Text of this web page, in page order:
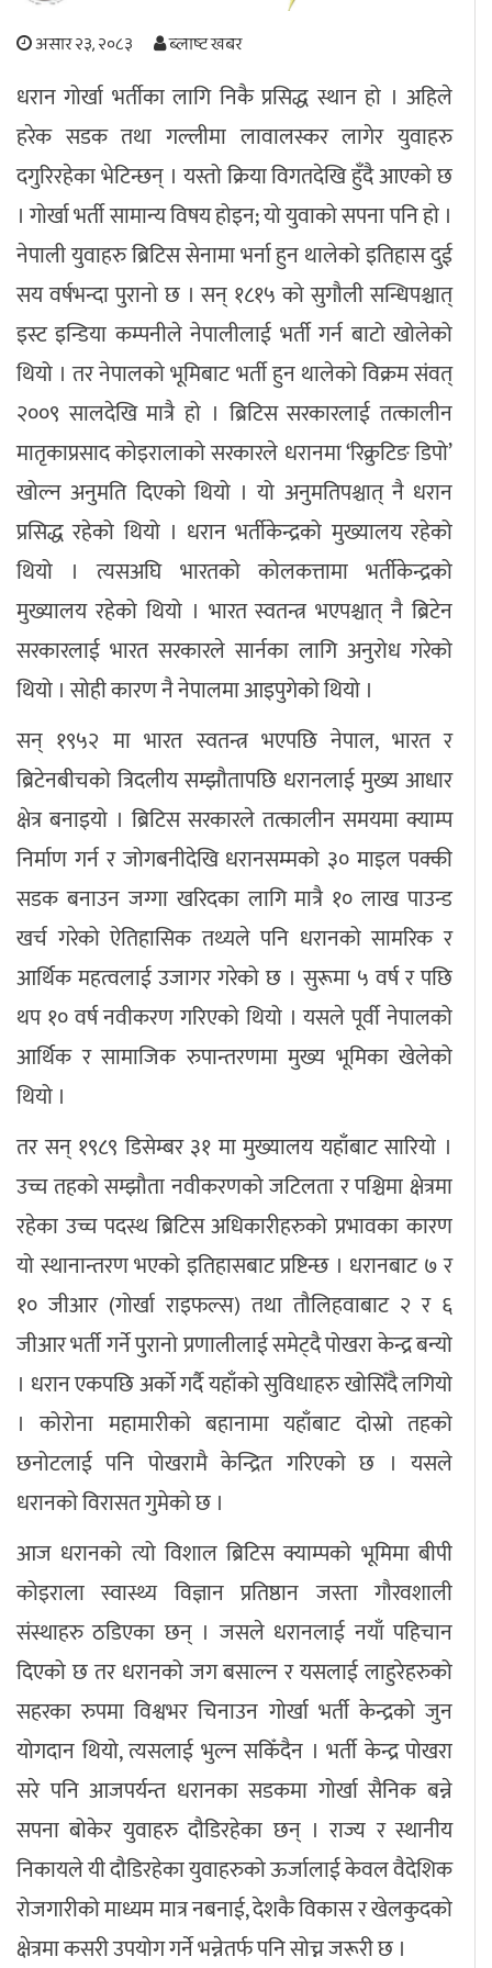
अपराध
छापा समाचार
थप विभाग
छापा संस्करण अर्थ बिचार सम्पादकीय
विशेष
अन्तर्राष्ट्रिय / प्रवास
अन्तरवार्ता संस्कृति साहित्य
ब्लग/रिभ्यु
राशिफल
असार २३, २०८३ ब्लाष्ट खबर
धरान गोर्खा भर्तीका लागि निकै प्रसिद्ध स्थान हो । अहिले
हरेक सडक तथा गल्लीमा लावालस्कर लागेर युवाहरु
दगुरिरहेका भेटिन्छन् । यस्तो क्रिया विगतदेखि हुँदै आएको छ
। गोर्खा भर्ती सामान्य विषय होइन; यो युवाको सपना पनि हो ।
नेपाली युवाहरु ब्रिटिस सेनामा भर्ना हुन थालेको इतिहास दुई
सय वर्षभन्दा पुरानो छ । सन् १८१५ को सुगौली सन्धिपश्चात्
इस्ट इन्डिया कम्पनीले नेपालीलाई भर्ती गर्न बाटो खोलेको
थियो । तर नेपालको भूमिबाट भर्ती हुन थालेको विक्रम संवत्
२००९ सालदेखि मात्रै हो । ब्रिटिस सरकारलाई तत्कालीन
मातृकाप्रसाद कोइरालाको सरकारले धरानमा ‘रिक्रुटिङ डिपो’
खोल्न अनुमति दिएको थियो । यो अनुमतिपश्चात् नै धरान
प्रसिद्ध रहेको थियो । धरान भर्तीकेन्द्रको मुख्यालय रहेको
थियो । त्यसअघि भारतको कोलकत्तामा भर्तीकेन्द्रको
मुख्यालय रहेको थियो । भारत स्वतन्त्र भएपश्चात् नै ब्रिटेन
सरकारलाई भारत सरकारले सार्नका लागि अनुरोध गरेको
थियो । सोही कारण नै नेपालमा आइपुगेको थियो ।
सन् १९५२ मा भारत स्वतन्त्र भएपछि नेपाल, भारत र
ब्रिटेनबीचको त्रिदलीय सम्झौतापछि धरानलाई मुख्य आधार
क्षेत्र बनाइयो । ब्रिटिस सरकारले तत्कालीन समयमा क्याम्प
निर्माण गर्न र जोगबनीदेखि धरानसम्मको ३० माइल पक्की
सडक बनाउन जग्गा खरिदका लागि मात्रै १० लाख पाउन्ड
खर्च गरेको ऐतिहासिक तथ्यले पनि धरानको सामरिक र
आर्थिक महत्वलाई उजागर गरेको छ । सुरूमा ५ वर्ष र पछि
थप १० वर्ष नवीकरण गरिएको थियो । यसले पूर्वी नेपालको
आर्थिक र सामाजिक रुपान्तरणमा मुख्य भूमिका खेलेको
थियो ।
तर सन् १९८९ डिसेम्बर ३१ मा मुख्यालय यहाँबाट सारियो ।
उच्च तहको सम्झौता नवीकरणको जटिलता र पश्चिमा क्षेत्रमा
रहेका उच्च पदस्थ ब्रिटिस अधिकारीहरुको प्रभावका कारण
यो स्थानान्तरण भएको इतिहासबाट प्रष्टिन्छ । धरानबाट ७ र
१० जीआर (गोर्खा राइफल्स) तथा तौलिहवाबाट २ र ६
जीआर भर्ती गर्ने पुरानो प्रणालीलाई समेट्दै पोखरा केन्द्र बन्यो
। धरान एकपछि अर्को गर्दै यहाँको सुविधाहरु खोसिँदै लगियो
। कोरोना महामारीको बहानामा यहाँबाट दोस्रो तहको
छनोटलाई पनि पोखरामै केन्द्रित गरिएको छ । यसले
धरानको विरासत गुमेको छ ।
आज धरानको त्यो विशाल ब्रिटिस क्याम्पको भूमिमा बीपी
कोइराला स्वास्थ्य विज्ञान प्रतिष्ठान जस्ता गौरवशाली
संस्थाहरु ठडिएका छन् । जसले धरानलाई नयाँ पहिचान
दिएको छ तर धरानको जग बसाल्न र यसलाई लाहुरेहरुको
सहरका रुपमा विश्वभर चिनाउन गोर्खा भर्ती केन्द्रको जुन
योगदान थियो, त्यसलाई भुल्न सकिँदैन । भर्ती केन्द्र पोखरा
सरे पनि आजपर्यन्त धरानका सडकमा गोर्खा सैनिक बन्ने
सपना बोकेर युवाहरु दौडिरहेका छन् । राज्य र स्थानीय
निकायले यी दौडिरहेका युवाहरुको ऊर्जालाई केवल वैदेशिक
रोजगारीको माध्यम मात्र नबनाई, देशकै विकास र खेलकुदको
क्षेत्रमा कसरी उपयोग गर्ने भन्नेतर्फ पनि सोच्न जरूरी छ ।